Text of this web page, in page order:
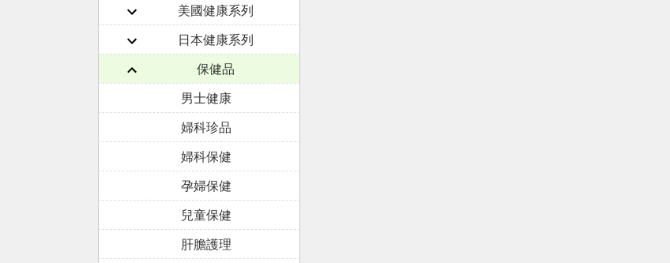
美國健康系列
日本健康系列
保健品
男士健康
婦科珍品
婦科保健
孕婦保健
兒童保健
肝膽護理